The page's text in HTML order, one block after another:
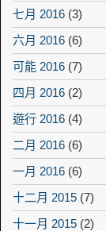
七月 2016 (3)
六月 2016 (6)
可能 2016 (7)
四月 2016 (2)
遊行 2016 (4)
二月 2016 (6)
一月 2016 (6)
十二月 2015 (7)
十一月 2015 (2)